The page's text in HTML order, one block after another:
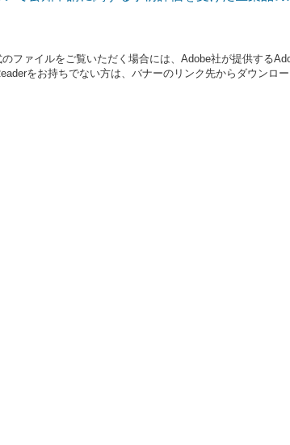
のファイルをご覧いただく場合には、Adobe社が提供する
をお持ちでない方は、バナーのリンク先からダウンロー